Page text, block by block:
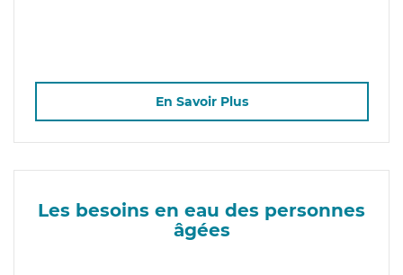
En Savoir Plus
Les besoins en eau des personnes
âgées